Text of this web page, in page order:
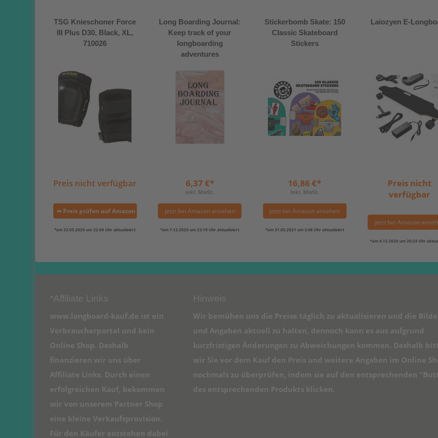
TSG Knieschoner Force
III Plus D30, Black, XL,
710026
Preis nicht verfügbar
➥ Preis prüfen auf Amazon
*am 23.05.2020 um 22:49 Uhr aktualisiert
Long Boarding Journal:
Keep track of your
longboarding
adventures
6,37 €*
inkl. MwSt.
jetzt bei Amazon ansehen
*am 7.12.2020 um 23:19 Uhr aktualisiert
Stickerbomb Skate: 150
Classic Skateboard
Stickers
16,86 €*
inkl. MwSt.
jetzt bei Amazon ansehen
*am 31.05.2021 um 3:48 Uhr aktualisiert
Laiozyen E-
Preis nicht
verfügbar
jetzt bei Amazon
*am 4.12.2020 um 20:24 Uhr
*Affiliate Links
www.longboard-kauf.de ist ein
Verbraucherportal und kein
Online Shop. Deshalb
finanzieren wir uns über
Affiliate Links. Durch einen
erfolgreichen Kauf, bekommen
wir von unserem Partner Shop
eine kleine Verkaufsprovision.
Für den Käufer entstehen dabei
Hinweis
Wir bemühen uns die Preise täglich zu aktualisieren und die
und Angaben aktuell zu halten, dennoch kann es aus aufgrund
kurzfristigen Änderungen zu Abweichungen kommen. Deshalb
wir Sie vor dem Kauf den Preis und weitere Angaben im Online
nochmals zu überprüfen, indem sie auf den entsprechenden
des entsprechenden Produkts klicken.